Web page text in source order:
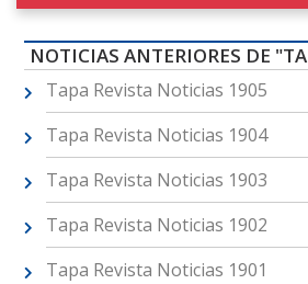
NOTICIAS ANTERIORES DE
Tapa Revista Noticias 1905
Tapa Revista Noticias 1904
Tapa Revista Noticias 1903
Tapa Revista Noticias 1902
Tapa Revista Noticias 1901